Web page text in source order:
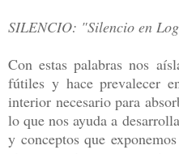
SILENCIO: "Silencio en
Con estas palabras nos
fútiles y hace prevalecer
interior necesario para
loque nos ayuda a
y conceptos que